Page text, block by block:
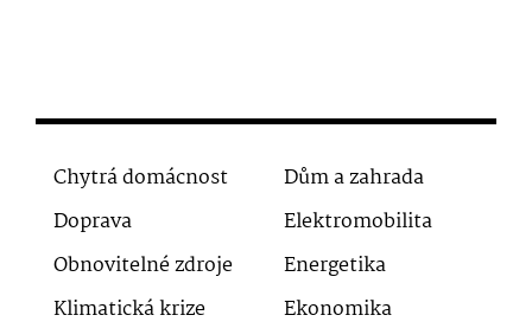
Chytrá domácnost
Dům a zahrada
Doprava
Elektromobilita
Obnovitelné zdroje
Energetika
Klimatická krize
Ekonomika